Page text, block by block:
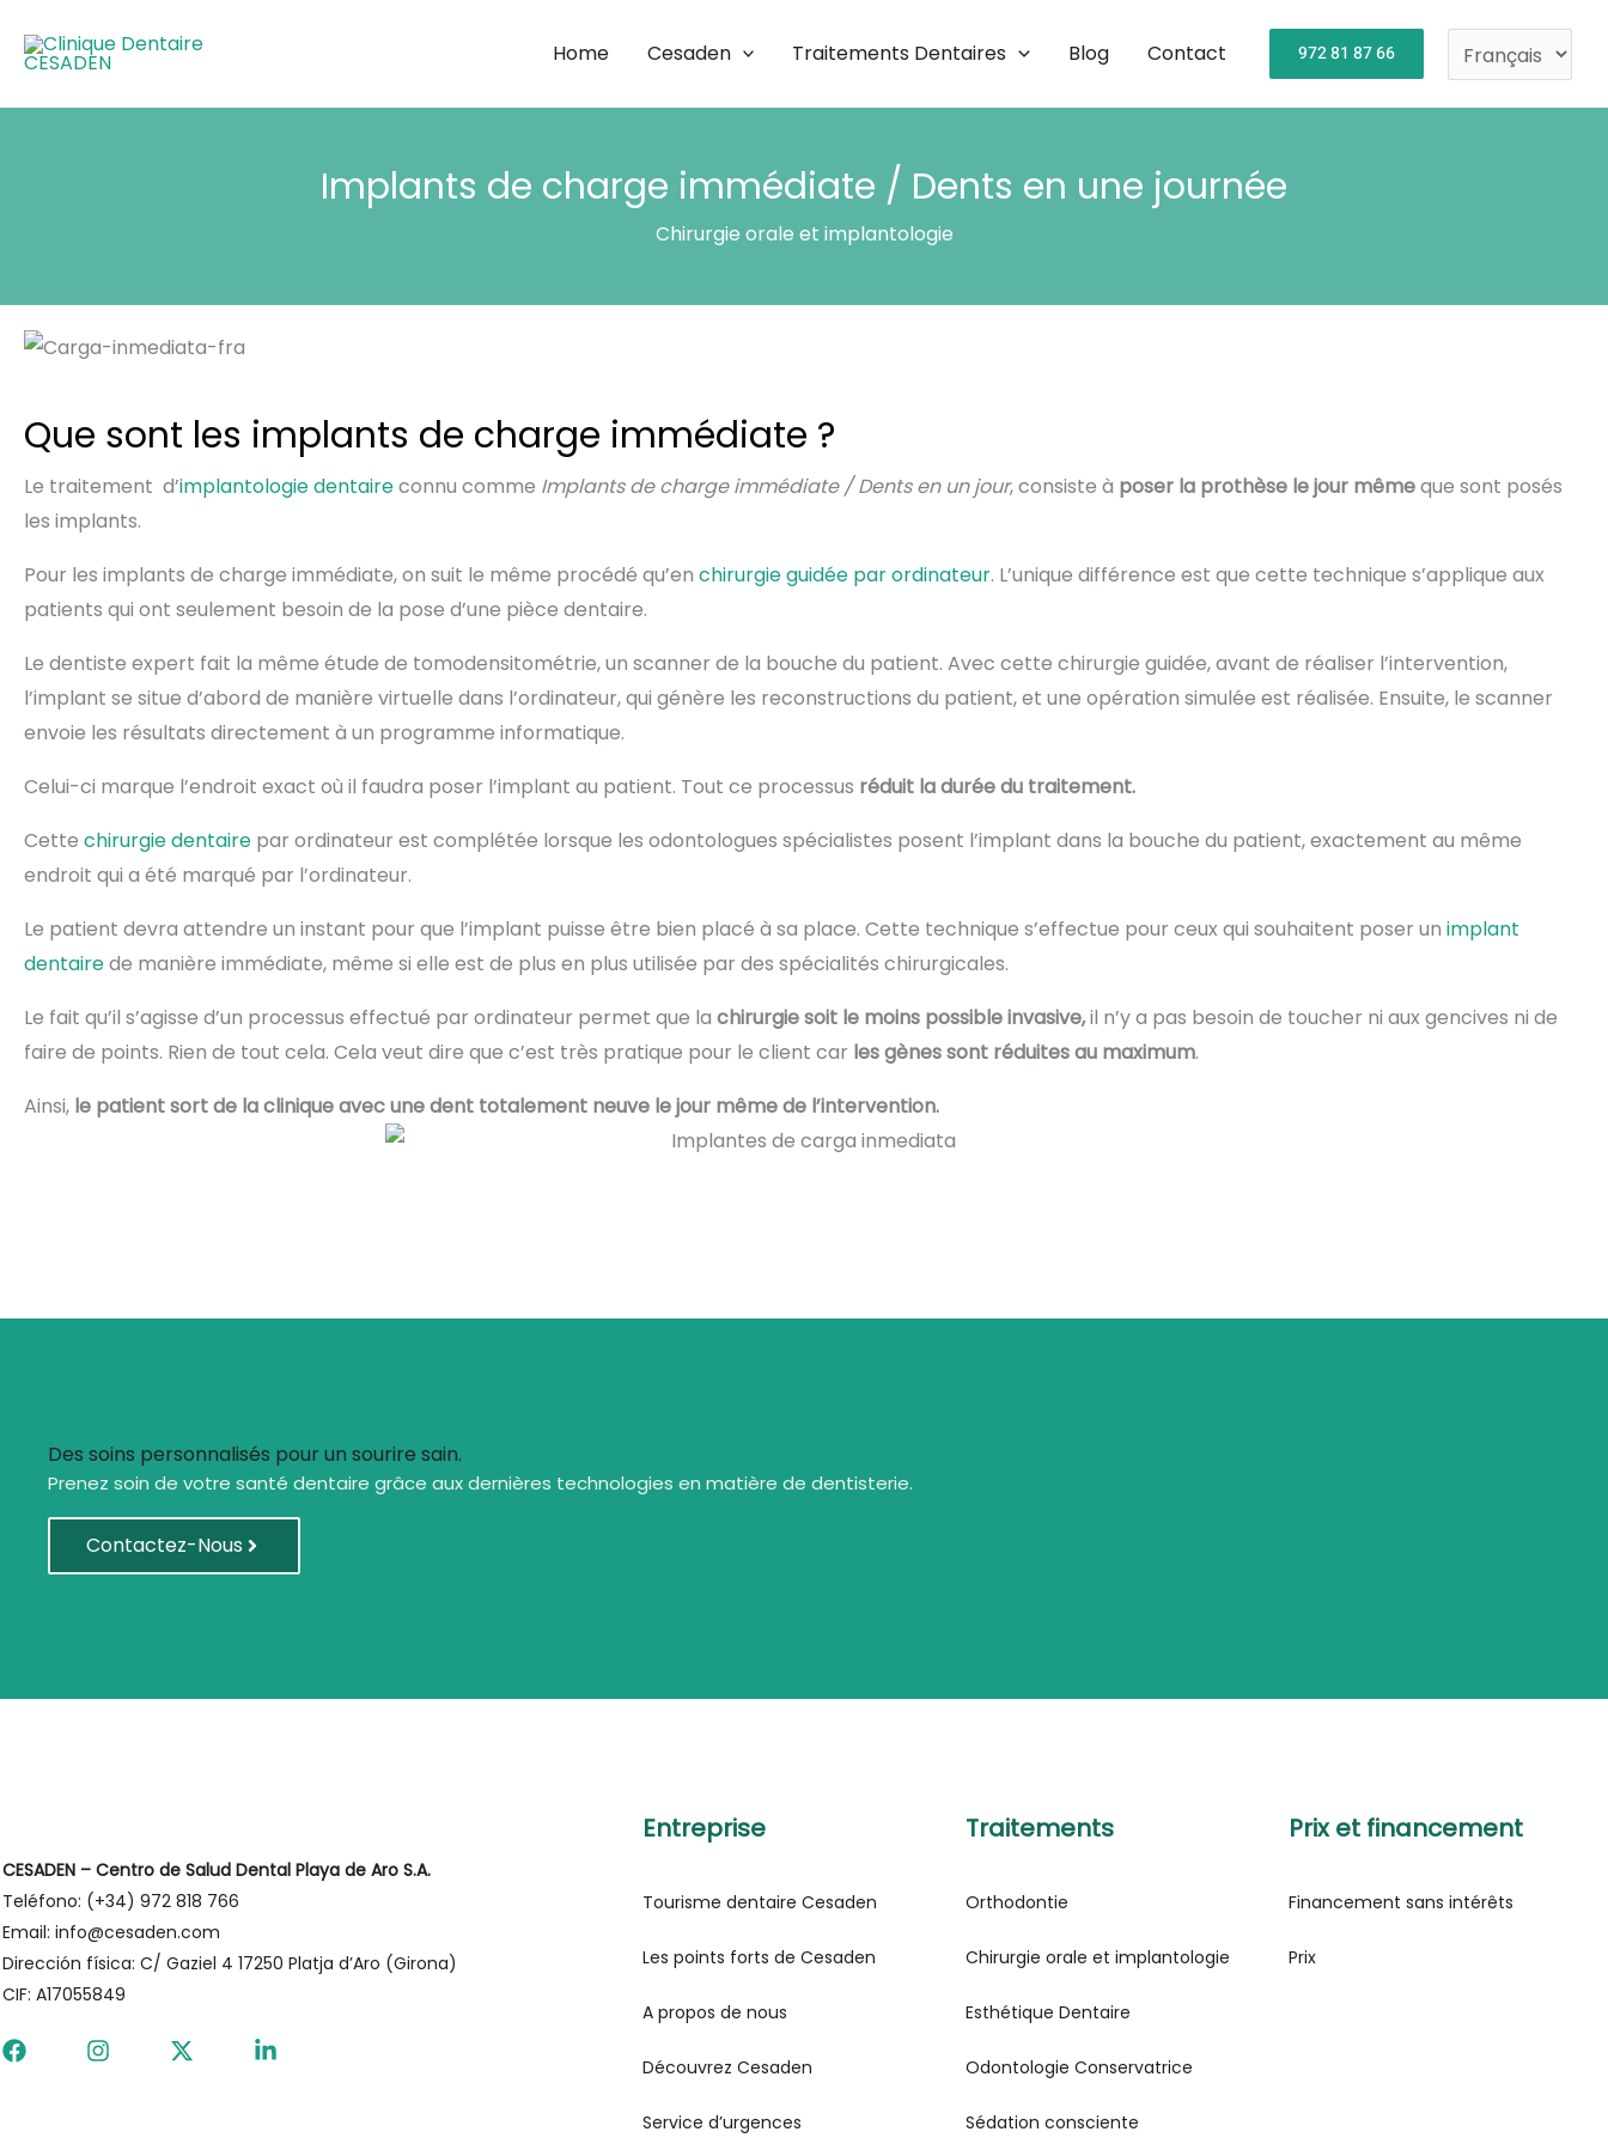
Home Cesaden Traitements Dentaires Blog Contact 972 81 87 66
une
langue
Implants de charge immédiate / Dents en une journée
Chirurgie orale et implantologie
Que sont les implants de charge immédiate ?
Le traitement d’implantologie dentaireconnu comme Implants de charge immédiate / Dents en un jour, consiste à poser la prothèse le jour mêmeque sont posés
les implants.
Pour les implants de charge immédiate, on suit le même procédé qu’en chirurgie guidée par ordinateur. L’unique différence est que cette technique s’applique aux
patients qui ont seulement besoin de la pose d’une pièce dentaire.
Le dentiste expert fait la même étude de tomodensitométrie, un scanner de la bouche du patient. Avec cette chirurgie guidée, avant de réaliser l’intervention,
l’implant se situe d’abord de manière virtuelle dans l’ordinateur, qui génère les reconstructions du patient, et une opération simulée est réalisée. Ensuite, le scanner
envoie les résultats directement à un programme informatique.
Celui-ci marque l’endroit exact où il faudra poser l’implant au patient. Tout ce processus réduit la durée du traitement.
Cette chirurgie dentaire par ordinateur est complétée lorsque les odontologues spécialistes posent l’implant dans la bouche du patient, exactement au même
endroit qui a été marqué par l’ordinateur.
Le patient devra attendre un instant pour que l’implant puisse être bien placé à sa place. Cette technique s’effectue pour ceux qui souhaitent poser un implant
dentairede manière immédiate, même si elle est de plus en plus utilisée par des spécialités chirurgicales.
Le fait qu’il s’agisse d’un processus effectué par ordinateur permet que la chirurgie soit le moins possible invasive,il n’y a pas besoin de toucher ni aux gencives ni de
faire de points. Rien de tout cela. Cela veut dire que c’est très pratique pour le client car les gènes sont réduites au maximum.
Ainsi, le patient sort de la clinique avec une dent totalement neuve le jour même de l’intervention.
Des soins personnalisés pour un sourire sain.
Prenez soin de votre santé dentaire grâce aux dernières technologies en matière de dentisterie.
Contactez-Nous
CESADEN – Centro de Salud Dental Playa de Aro S.A.
Teléfono: (+34) 972 818 766
Email: info@cesaden.com
Dirección física: C/ Gaziel 4 17250 Platja d’Aro (Girona)
CIF: A17055849
Entreprise
Tourisme dentaire Cesaden
Les points forts de Cesaden
A propos de nous
Découvrez Cesaden
Service d’urgences
Traitements
Orthodontie
Chirurgie orale et implantologie
Esthétique Dentaire
Odontologie Conservatrice
Sédation consciente
Prix et financement
Financement sans intérêts
Prix